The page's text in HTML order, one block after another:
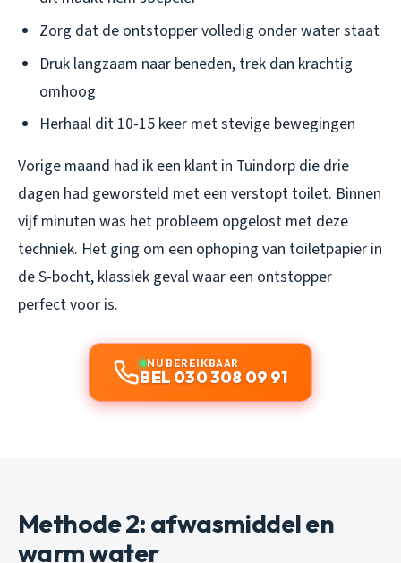
Zorg dat de ontstopper volledig onder water staat
Druk langzaam naar beneden, trek dan krachtig
omhoog
Herhaal dit 10-15 keer met stevige bewegingen
Vorige maand had ik een klant in Tuindorp die drie
dagen had geworsteld met een verstopt toilet. Binnen
vijf minuten was het probleem opgelost met deze
techniek. Het ging om een ophoping van toiletpapier in
de S-bocht, klassiek geval waar een ontstopper
perfect voor is.
NU BEREIKBAAR
BEL 030 308 09 91
Methode 2: afwasmiddel en
warm water